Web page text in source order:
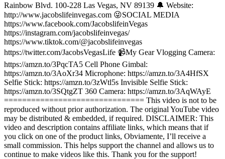
Rainbow Blvd. 100-228 Las Vegas, NV 89139 🔔 Website:
http://www.jacobslifeinvegas.com 😜SOCIAL MEDIA
https://www.facebook.com/JacobslifeinVegas
https://instagram.com/jacobslifeinvegas/
https://www.tiktok.com/@jacobslifeinvegas
https://twitter.com/JacobsVegasLife 📹My Gear Vlogging Camera:
https://amzn.to/3PqcTA5 Cell Phone Gimbal:
https://amzn.to/3AoXr34 Microphone: https://amzn.to/3A4HfSX
Selfie Stick: https://amzn.to/3zWtl5s Invisible Selfie Stick:
https://amzn.to/3SQtgZT 360 Camera: https://amzn.to/3AqWAyE
=============================== This video is not to be
reproduced without prior authorization. The original YouTube video
may be distributed & embedded, if required. DISCLAIMER: This
video and description contains affiliate links, which means that if
you click on one of the product links, Obviamente, I’ll receive a
small commission. This helps support the channel and allows us to
continue to make videos like this. Thank you for the support!